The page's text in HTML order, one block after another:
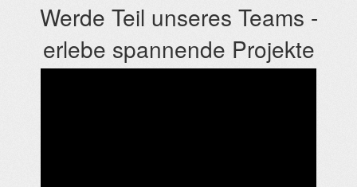
Werde Teil unseres Teams -
erlebe spannende Projekte